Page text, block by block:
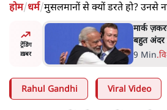
होम/धर्म/मुसलमानों से क्यों डरते हो? उनसे
ट्रेंडिंग
ख़बर
भागवत
मार्क
बहुत अंदर
9 Min.
Rahul Gandhi Viral Video